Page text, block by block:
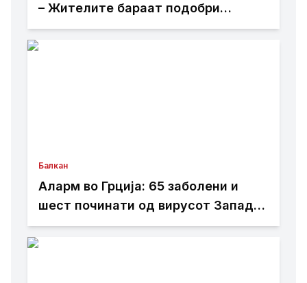
– Жителите бараат подобри
патишта
Балкан
Аларм во Грција: 65 заболени и
шест починати од вирусот Западен
Нил